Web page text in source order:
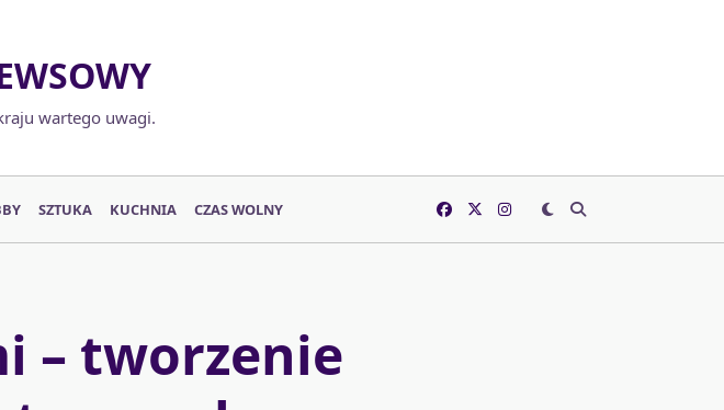
wartego uwagi.
SZTUKA KUCHNIA CZAS WOLNY
– tworzenie